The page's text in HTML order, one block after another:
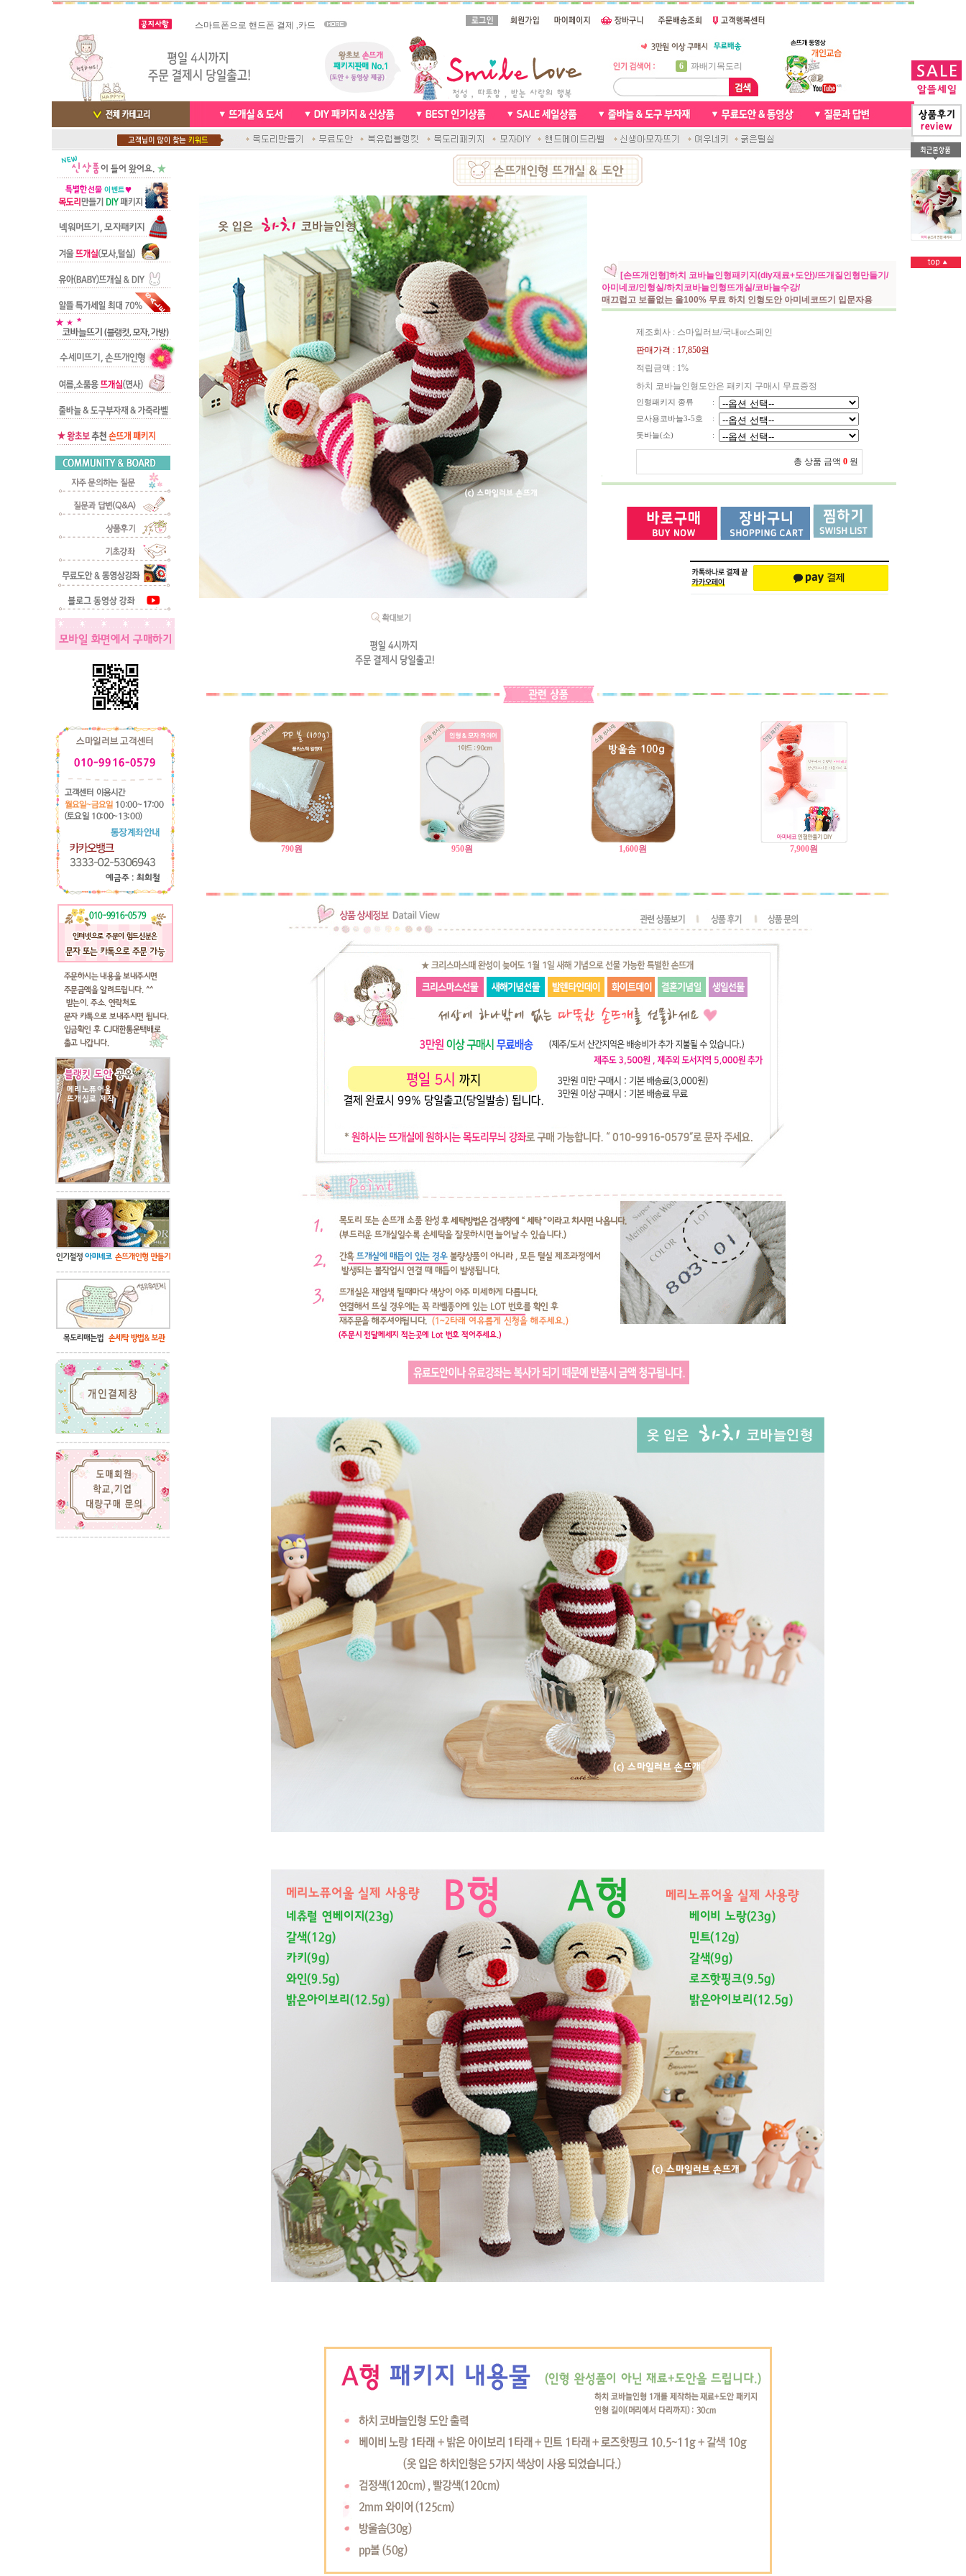
실시간 결
빠른 당일발송/ 거의 그 다음날
7
천연가죽 핸드메이드라벨
8
신생아모자뜨기
9
아기목도리뜨개질
10
손뜨개인형
브라이언 꽈배기목도리
3
앤디목도리
[손뜨개인형]하치 코바늘인형패키지(diy재료+도안)/뜨개질인형만들기/
아미네코/인형실/하치코바늘인형뜨개실/코바늘수강/
매끄럽고 보풀없는 울100% 무료 하치 인형도안 아미네코뜨기 입문자용
제조회사 : 스마일러브/국내or스페인
판매가격 : 17,850원
적립금액 : 1%
하치 코바늘인형도안은 패키지 구매시 무료증정
인형패키지 종류
:
모사용코바늘3-5호
:
돗바늘(소)
:
총 상품 금액 0 원
790원 950원 1,600원 7,900원